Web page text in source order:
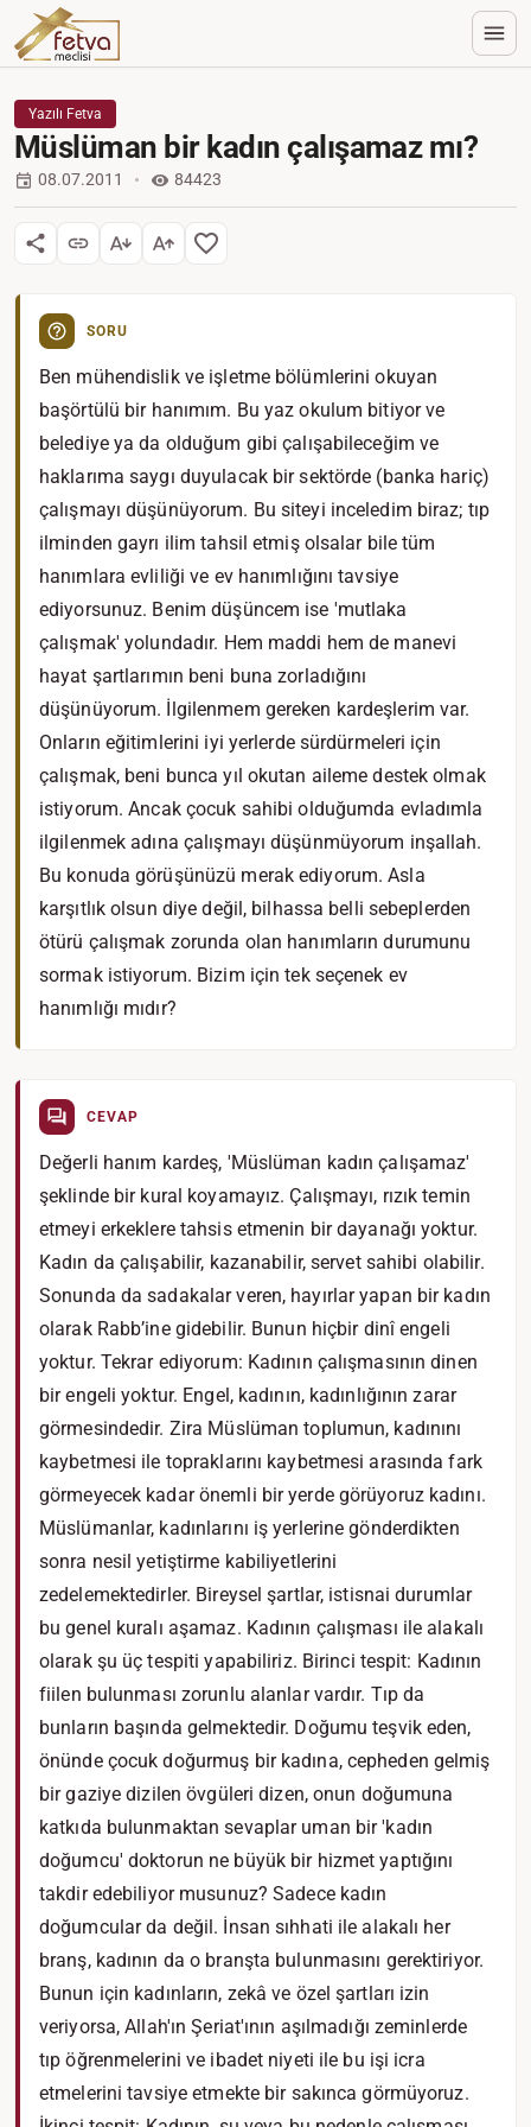
Yazılı Fetva
Müslüman bir kadın çalışamaz mı?
08.07.2011 84423
SORU
Ben mühendislik ve işletme bölümlerini okuyan
başörtülü bir hanımım. Bu yaz okulum bitiyor ve
belediye ya da olduğum gibi çalışabileceğim ve
haklarıma saygı duyulacak bir sektörde (banka hariç)
çalışmayı düşünüyorum. Bu siteyi inceledim biraz; tıp
ilminden gayrı ilim tahsil etmiş olsalar bile tüm
hanımlara evliliği ve ev hanımlığını tavsiye
ediyorsunuz. Benim düşüncem ise 'mutlaka
çalışmak' yolundadır. Hem maddi hem de manevi
hayat şartlarımın beni buna zorladığını
düşünüyorum. İlgilenmem gereken kardeşlerim var.
Onların eğitimlerini iyi yerlerde sürdürmeleri için
çalışmak, beni bunca yıl okutan aileme destek olmak
istiyorum. Ancak çocuk sahibi olduğumda evladımla
ilgilenmek adına çalışmayı düşünmüyorum inşallah.
Bu konuda görüşünüzü merak ediyorum. Asla
karşıtlık olsun diye değil, bilhassa belli sebeplerden
ötürü çalışmak zorunda olan hanımların durumunu
sormak istiyorum. Bizim için tek seçenek ev
hanımlığı mıdır?
CEVAP
Değerli hanım kardeş, 'Müslüman kadın çalışamaz'
şeklinde bir kural koyamayız. Çalışmayı, rızık temin
etmeyi erkeklere tahsis etmenin bir dayanağı yoktur.
Kadın da çalışabilir, kazanabilir, servet sahibi olabilir.
Sonunda da sadakalar veren, hayırlar yapan bir kadın
olarak Rabb’ine gidebilir. Bunun hiçbir dinî engeli
yoktur. Tekrar ediyorum: Kadının çalışmasının dinen
bir engeli yoktur. Engel, kadının, kadınlığının zarar
görmesindedir. Zira Müslüman toplumun, kadınını
kaybetmesi ile topraklarını kaybetmesi arasında fark
görmeyecek kadar önemli bir yerde görüyoruz kadını.
Müslümanlar, kadınlarını iş yerlerine gönderdikten
sonra nesil yetiştirme kabiliyetlerini
zedelemektedirler. Bireysel şartlar, istisnai durumlar
bu genel kuralı aşamaz. Kadının çalışması ile alakalı
olarak şu üç tespiti yapabiliriz. Birinci tespit: Kadının
fiilen bulunması zorunlu alanlar vardır. Tıp da
bunların başında gelmektedir. Doğumu teşvik eden,
önünde çocuk doğurmuş bir kadına, cepheden gelmiş
bir gaziye dizilen övgüleri dizen, onun doğumuna
katkıda bulunmaktan sevaplar uman bir 'kadın
doğumcu' doktorun ne büyük bir hizmet yaptığını
takdir edebiliyor musunuz? Sadece kadın
doğumcular da değil. İnsan sıhhati ile alakalı her
branş, kadının da o branşta bulunmasını gerektiriyor.
Bunun için kadınların, zekâ ve özel şartları izin
veriyorsa, Allah'ın Şeriat'ının aşılmadığı zeminlerde
tıp öğrenmelerini ve ibadet niyeti ile bu işi icra
etmelerini tavsiye etmekte bir sakınca görmüyoruz.